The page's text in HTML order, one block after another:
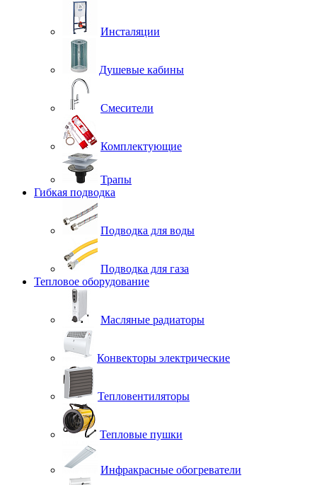
Инсталяции
Душевые кабины
Смесители
Комплектующие
Трапы
Гибкая подводка
Подводка для воды
Подводка для газа
Тепловое оборудование
Масляные радиаторы
Конвекторы электрические
Тепловентиляторы
Тепловые пушки
Инфракрасные обогреватели